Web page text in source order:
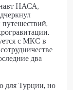
НАСА,
с МКС в
два
для Турции, но